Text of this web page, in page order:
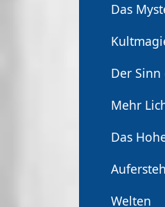
Das
Der Sinn
Mehr
Das
Welten